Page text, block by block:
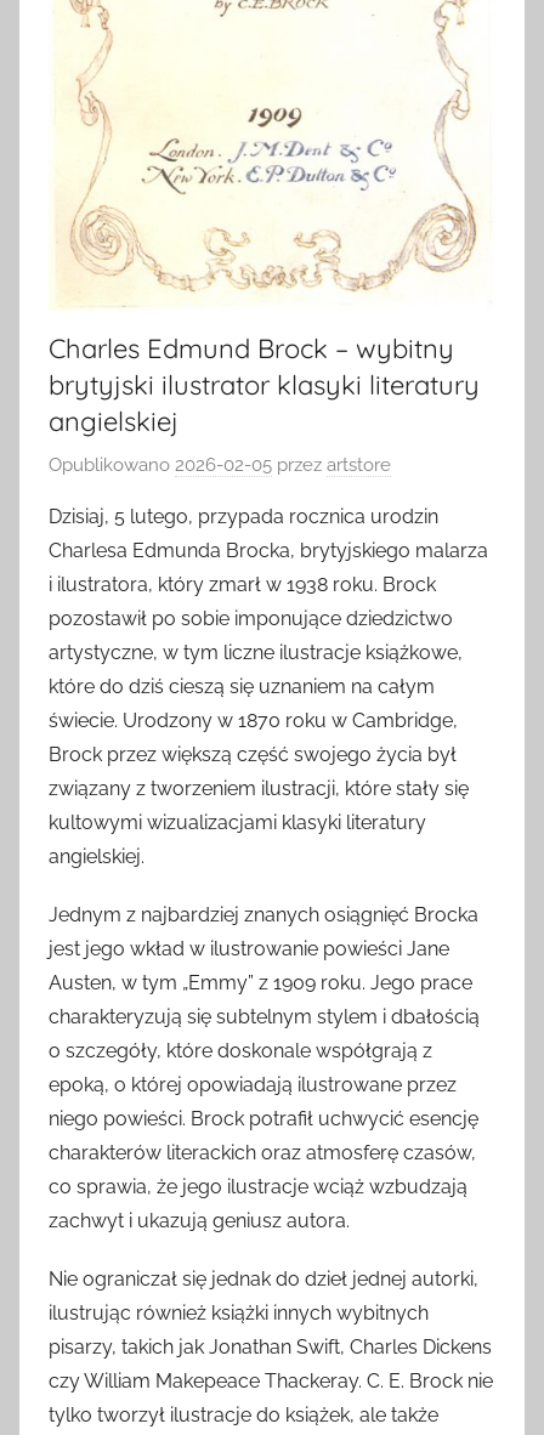
Charles Edmund Brock – wybitny
brytyjski ilustrator klasyki literatury
angielskiej
Opublikowano 2026-02-05 przez artstore
Dzisiaj, 5 lutego, przypada rocznica urodzin
Charlesa Edmunda Brocka, brytyjskiego malarza
i ilustratora, który zmarł w 1938 roku. Brock
pozostawił po sobie imponujące dziedzictwo
artystyczne, w tym liczne ilustracje książkowe,
które do dziś cieszą się uznaniem na całym
świecie. Urodzony w 1870 roku w Cambridge,
Brock przez większą część swojego życia był
związany z tworzeniem ilustracji, które stały się
kultowymi wizualizacjami klasyki literatury
angielskiej.
Jednym z najbardziej znanych osiągnięć Brocka
jest jego wkład w ilustrowanie powieści Jane
Austen, w tym „Emmy” z 1909 roku. Jego prace
charakteryzują się subtelnym stylem i dbałością
o szczegóły, które doskonale współgrają z
epoką, o której opowiadają ilustrowane przez
niego powieści. Brock potrafił uchwycić esencję
charakterów literackich oraz atmosferę czasów,
co sprawia, że jego ilustracje wciąż wzbudzają
zachwyt i ukazują geniusz autora.
Nie ograniczał się jednak do dzieł jednej autorki,
ilustrując również książki innych wybitnych
pisarzy, takich jak Jonathan Swift, Charles Dickens
czy William Makepeace Thackeray. C. E. Brock nie
tylko tworzył ilustracje do książek, ale także